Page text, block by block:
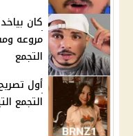
كان
مروعه
التجمع
أول
التجمع